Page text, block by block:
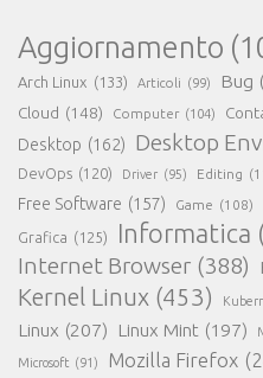
Aggiornamento
Arch Linux (133) Articoli (99) Bug
Cloud (148) Computer (104)
Desktop (162) Desktop
DevOps (120) Driver (95) Editing
Free Software (157) Game (108)
Grafica (125) Informatica
Internet Browser (388)
Kernel Linux (453)
Linux (207) Linux Mint (197)
Microsoft (91) Mozilla Firefox